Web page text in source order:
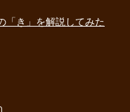
「き」を解説してみた